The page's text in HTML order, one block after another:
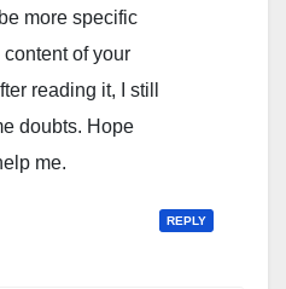
more specific
of your
reading it, I still
doubts. Hope
me.
REPLY